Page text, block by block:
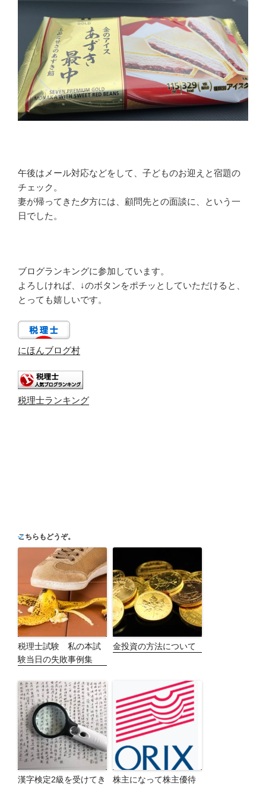
午後はメール対応などをして、子どものお迎えと宿題の
チェック。
妻が帰ってきた夕方には、顧問先との面談に、という一
日でした。
ブログランキングに参加しています。
よろしければ、↓のボタンをポチッとしていただけると、
とっても嬉しいです。
にほんブログ村
税理士ランキング
こちらもどうぞ。
税理士試験 私の本試
験当日の失敗事例集
金投資の方法について
漢字検定2級を受けてき
株主になって株主優待